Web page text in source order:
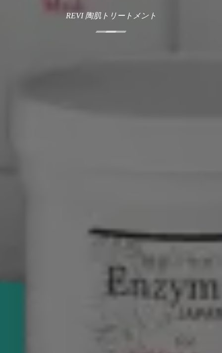
REVI 陶肌トリートメント